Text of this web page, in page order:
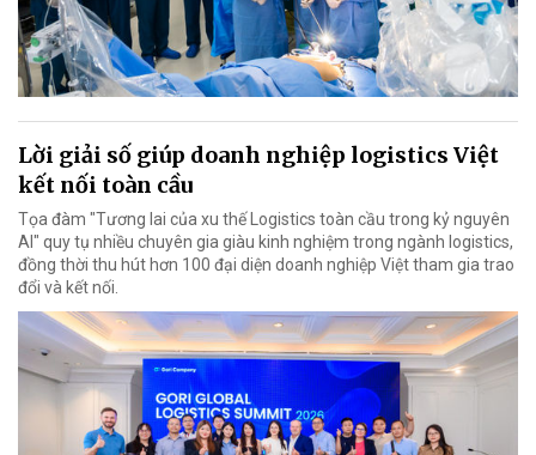
Lời giải số giúp doanh nghiệp logistics Việt
kết nối toàn cầu
Tọa đàm "Tương lai của xu thế Logistics toàn cầu trong kỷ nguyên
AI" quy tụ nhiều chuyên gia giàu kinh nghiệm trong ngành logistics,
đồng thời thu hút hơn 100 đại diện doanh nghiệp Việt tham gia trao
đổi và kết nối.